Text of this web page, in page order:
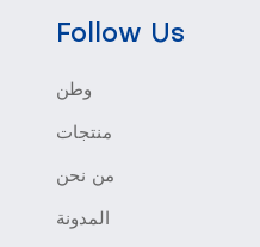
Follow Us
وطن
منتجات
من نحن
المدونة